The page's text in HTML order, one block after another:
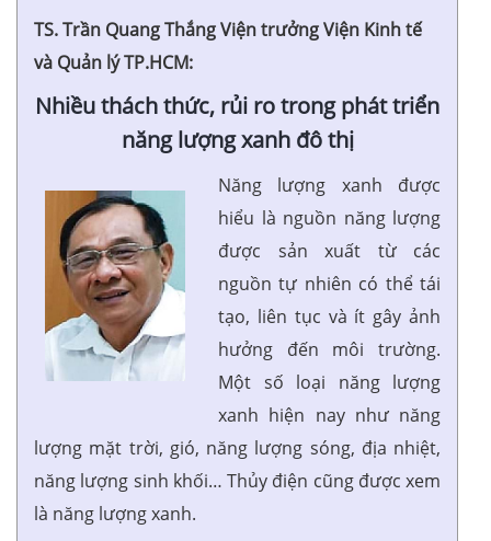
TS. Trần Quang Thắng Viện trưởng Viện Kinh tế
và Quản lý TP.HCM:
Nhiều thách thức, rủi ro trong phát triển
năng lượng xanh đô thị
Năng lượng xanh được
hiểu là nguồn năng lượng
được sản xuất từ các
nguồn tự nhiên có thể tái
tạo, liên tục và ít gây ảnh
hưởng đến môi trường.
Một số loại năng lượng
xanh hiện nay như năng
lượng mặt trời, gió, năng lượng sóng, địa nhiệt,
năng lượng sinh khối… Thủy điện cũng được xem
là năng lượng xanh.